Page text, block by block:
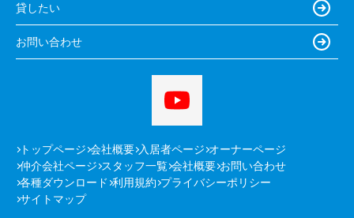
貸したい
お問い合わせ
トップページ 会社概要 入居者ページ オーナーページ
仲介会社ページ スタッフ一覧 会社概要 お問い合わせ
各種ダウンロード 利用規約 プライバシーポリシー
サイトマップ